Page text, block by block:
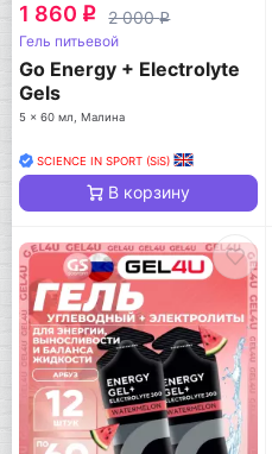
1 860 q 2 000q
Гель питьевой
Go Energy + Electrolyte
Gels
5 x 60 мл, Малина
SCIENCE IN SPORT (SiS)
В корзину